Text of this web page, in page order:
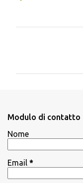
i
Modulo di contatto
Nome
Email *